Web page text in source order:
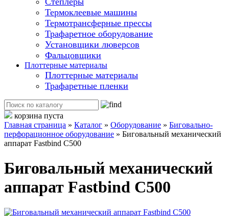
Термоклеевые машины
Термотрансферные прессы
Трафаретное оборудование
Установщики люверсов
Фальцовщики
Плоттерные материалы
Плоттерные материалы
Трафаретные пленки
корзина пуста
Главная страница » Каталог » Оборудование » Биговально-
перфорационное оборудование » Биговальный механический
аппарат Fastbind C500
Биговальный механический
аппарат Fastbind C500